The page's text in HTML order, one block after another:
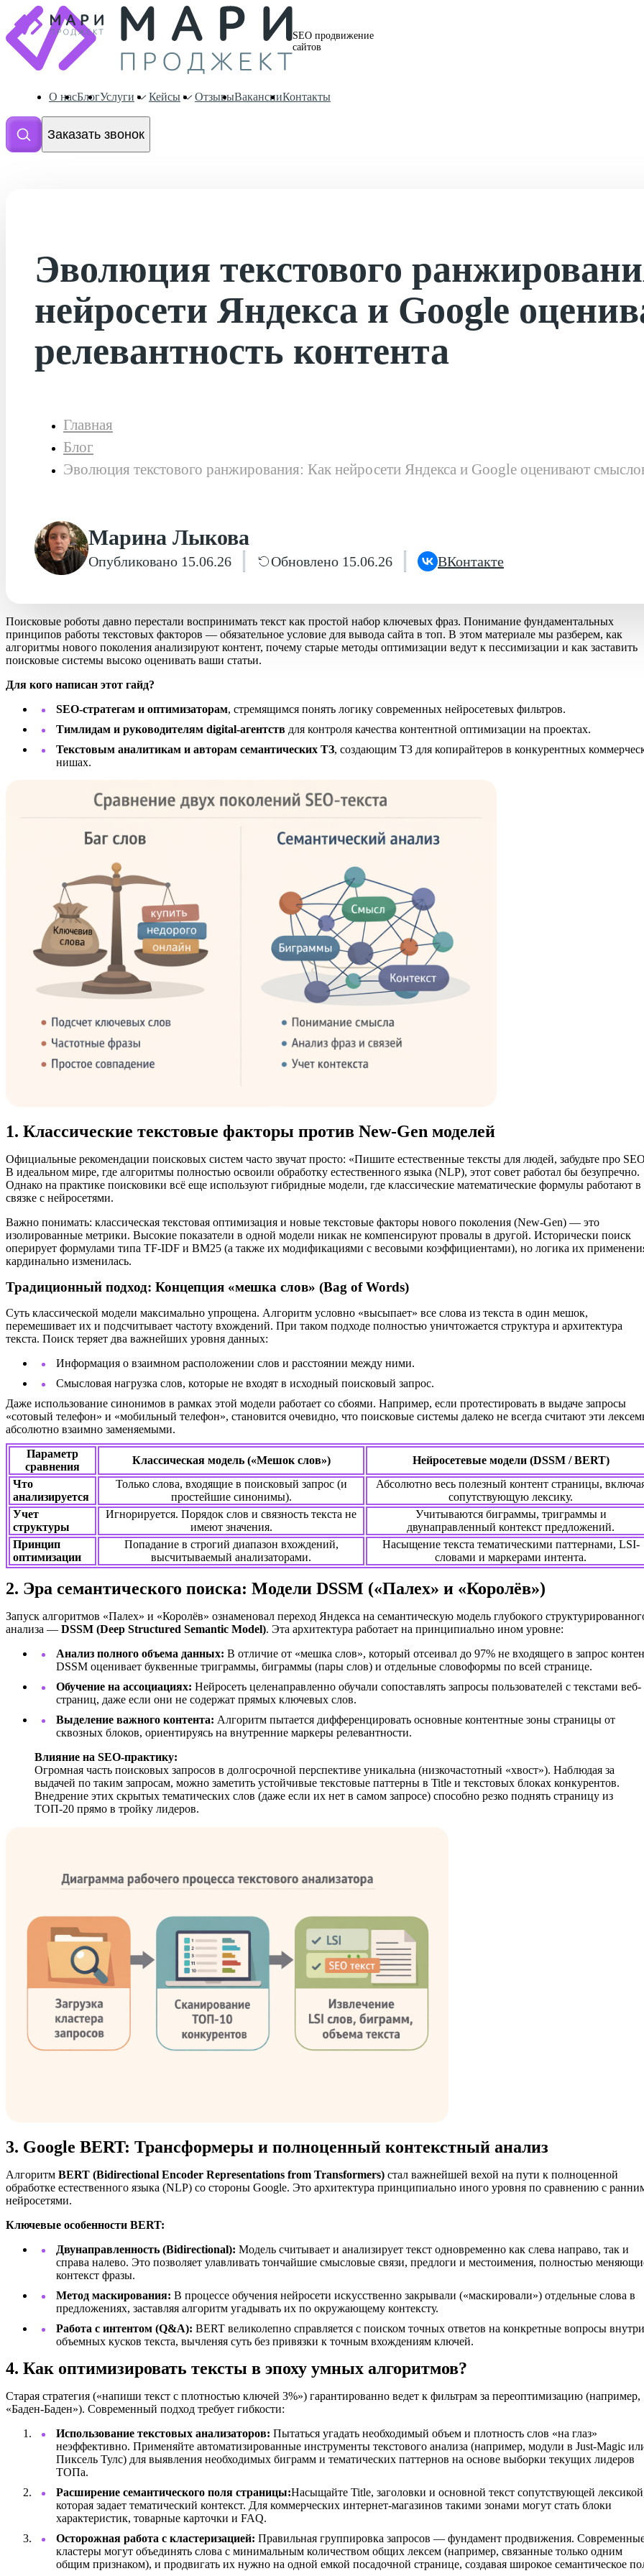
SEO продвижение
сайтов
О насБлогУслуги Кейсы ОтзывыВакансииКонтакты
Заказать звонок
Эволюция текстового
нейросети Яндекса и Google
релевантность контента
Главная
Блог
Эволюция текстового ранжирования: Как нейросети Яндекса и Google оценивают
Марина Лыкова
Опубликовано 15.06.26 Обновлено 15.06.26 ВКонтакте
Поисковые роботы давно перестали воспринимать текст как простой набор ключевых фраз. Понимание фундаментальных
принципов работы текстовых факторов — обязательное условие для вывода сайта в топ. В этом материале мы разберем, как
алгоритмы нового поколения анализируют контент, почему старые методы оптимизации ведут к пессимизации и как заставить
поисковые системы высоко оценивать ваши статьи.
Для кого написан этот гайд?
SEO-стратегам и оптимизаторам, стремящимся понять логику современных нейросетевых фильтров.
Тимлидам и руководителям digital-агентств для контроля качества контентной оптимизации на проектах.
Текстовым аналитикам и авторам семантических ТЗ, создающим ТЗ для копирайтеров в конкурентных
нишах.
1. Классические текстовые факторы против New-Gen моделей
Официальные рекомендации поисковых систем часто звучат просто: «Пишите естественные тексты для людей, забудьте про
В идеальном мире, где алгоритмы полностью освоили обработку естественного языка (NLP), этот совет работал бы безупречно.
Однако на практике поисковики всё еще используют гибридные модели, где классические математические формулы работают в
связке с нейросетями.
Важно понимать: классическая текстовая оптимизация и новые текстовые факторы нового поколения (New-Gen) — это
изолированные метрики. Высокие показатели в одной модели никак не компенсируют провалы в другой. Исторически поиск
оперирует формулами типа TF-IDF и BM25 (а также их модификациями с весовыми коэффициентами), но логика их
кардинально изменилась.
Традиционный подход: Концепция «мешка слов» (Bag of Words)
Суть классической модели максимально упрощена. Алгоритм условно «высыпает» все слова из текста в один мешок,
перемешивает их и подсчитывает частоту вхождений. При таком подходе полностью уничтожается структура и архитектура
текста. Поиск теряет два важнейших уровня данных:
Информация о взаимном расположении слов и расстоянии между ними.
Смысловая нагрузка слов, которые не входят в исходный поисковый запрос.
Даже использование синонимов в рамках этой модели работает со сбоями. Например, если протестировать в выдаче запросы
«сотовый телефон» и «мобильный телефон», становится очевидно, что поисковые системы далеко не всегда считают эти
абсолютно взаимно заменяемыми.
Параметр
сравнения
Классическая модель («Мешок слов»)
Нейросетевые модели (DSSM / BERT)
Что
анализируется
Только слова, входящие в поисковый запрос (и
простейшие синонимы).
Абсолютно весь полезный контент страницы,
сопутствующую лексику.
Учет
структуры
Игнорируется. Порядок слов и связность текста не
имеют значения.
Учитываются биграммы, триграммы и
двунаправленный контекст предложений.
Принцип
оптимизации
Попадание в строгий диапазон вхождений,
высчитываемый анализаторами.
Насыщение текста тематическими паттернами, LSI-
словами и маркерами интента.
2. Эра семантического поиска: Модели DSSM («Палех» и «Королёв»)
Запуск алгоритмов «Палех» и «Королёв» ознаменовал переход Яндекса на семантическую модель глубокого
анализа — DSSM (Deep Structured Semantic Model). Эта архитектура работает на принципиально ином уровне:
Анализ полного объема данных: В отличие от «мешка слов», который отсеивал до 97% не входящего в запрос
DSSM оценивает буквенные триграммы, биграммы (пары слов) и отдельные словоформы по всей странице.
Обучение на ассоциациях: Нейросеть целенаправленно обучали сопоставлять запросы пользователей с текстами веб-
страниц, даже если они не содержат прямых ключевых слов.
Выделение важного контента: Алгоритм пытается дифференцировать основные контентные зоны страницы от
сквозных блоков, ориентируясь на внутренние маркеры релевантности.
Влияние на SEO-практику:
Огромная часть поисковых запросов в долгосрочной перспективе уникальна (низкочастотный «хвост»). Наблюдая за
выдачей по таким запросам, можно заметить устойчивые текстовые паттерны в Title и текстовых блоках конкурентов.
Внедрение этих скрытых тематических слов (даже если их нет в самом запросе) способно резко поднять страницу из
ТОП-20 прямо в тройку лидеров.
3. Google BERT: Трансформеры и полноценный контекстный анализ
Алгоритм BERT (Bidirectional Encoder Representations from Transformers) стал важнейшей вехой на пути к полноценной
обработке естественного языка (NLP) со стороны Google. Это архитектура принципиально иного уровня по сравнению с
нейросетями.
Ключевые особенности BERT:
Двунаправленность (Bidirectional): Модель считывает и анализирует текст одновременно как слева направо, так и
справа налево. Это позволяет улавливать тончайшие смысловые связи, предлоги и местоимения, полностью
контекст фразы.
Метод маскирования: В процессе обучения нейросети искусственно закрывали («маскировали») отдельные слова в
предложениях, заставляя алгоритм угадывать их по окружающему контексту.
Работа с интентом (Q&A): BERT великолепно справляется с поиском точных ответов на конкретные вопросы внутри
объемных кусков текста, вычленяя суть без привязки к точным вхождениям ключей.
4. Как оптимизировать тексты в эпоху умных алгоритмов?
Старая стратегия («напиши текст с плотностью ключей 3%») гарантированно ведет к фильтрам за переоптимизацию (например,
«Баден-Баден»). Современный подход требует гибкости:
Использование текстовых анализаторов: Пытаться угадать необходимый объем и плотность слов «на глаз»
неэффективно. Применяйте автоматизированные инструменты текстового анализа (например, модули в Just-Magic
Пиксель Тулс) для выявления необходимых биграмм и тематических паттернов на основе выборки текущих лидеров
ТОПа.
Расширение семантического поля страницы:Насыщайте Title, заголовки и основной текст сопутствующей
которая задает тематический контекст. Для коммерческих интернет-магазинов такими зонами могут стать блоки
характеристик, товарные карточки и FAQ.
Осторожная работа с кластеризацией: Правильная группировка запросов — фундамент продвижения.
кластеры могут объединять слова с минимальным количеством общих лексем (например, связанные только одним
общим признаком), и продвигать их нужно на одной емкой посадочной странице, создавая широкое семантическое